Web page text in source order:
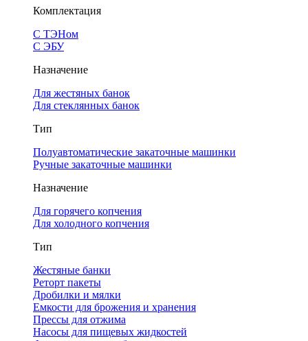
Комплектация
С ТЭНом
С ЭБУ
Назначение
Для жестяных банок
Для стеклянных банок
Тип
Полуавтоматические закаточные машинки
Ручные закаточные машинки
Назначение
Для горячего копчения
Для холодного копчения
Тип
Жестяные банки
Реторт пакеты
Дробилки и мялки
Емкости для брожения и хранения
Прессы для отжима
Насосы для пищевых жидкостей